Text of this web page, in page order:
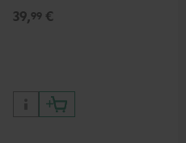
Webshop erhältlich
39,99 €